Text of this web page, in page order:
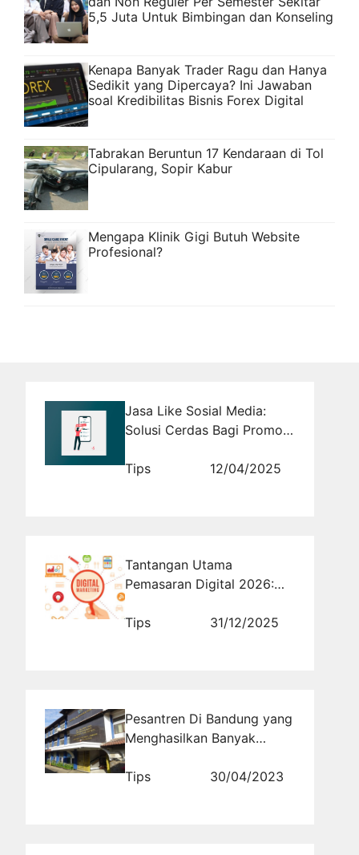
5,5 Juta Untuk Bimbingan dan Konseling
Kenapa Banyak Trader Ragu dan Hanya
Sedikit yang Dipercaya? Ini Jawaban
soal Kredibilitas Bisnis Forex Digital
Tabrakan Beruntun 17 Kendaraan di Tol
Cipularang, Sopir Kabur
Mengapa Klinik Gigi Butuh Website
Profesional?
Jasa Like Sosial Media:
Solusi Cerdas Bagi Promosi
Tips
12/04/2025
Tantangan Utama
Pemasaran Digital 2026:
Efektivitas Kian Tertekan
Tips 31/12/2025
Pesantren Di Bandung yang
Menghasilkan Banyak
Tips
30/04/2023